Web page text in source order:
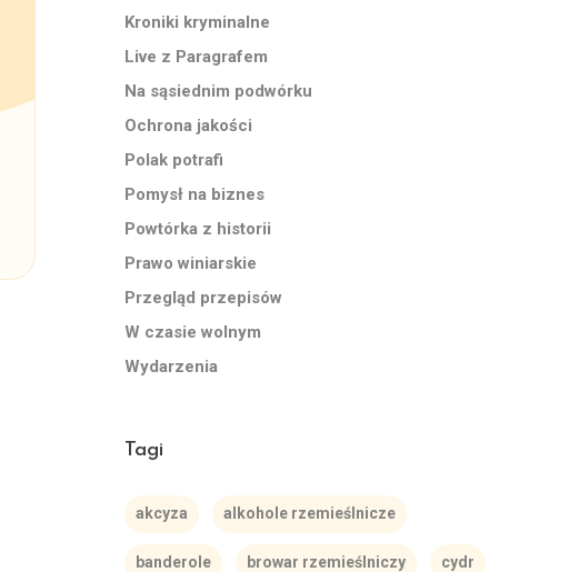
Kroniki kryminalne
Live z Paragrafem
Na sąsiednim podwórku
Ochrona jakości
Polak potrafi
Pomysł na biznes
Powtórka z historii
Prawo winiarskie
Przegląd przepisów
W czasie wolnym
Wydarzenia
Tagi
akcyza alkohole rzemieślnicze
banderole browar rzemieślniczy cydr